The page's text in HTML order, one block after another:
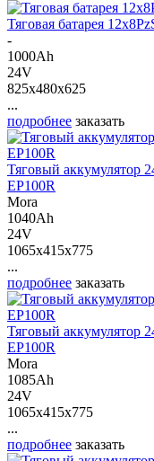
Тяговая батарея
-
1000Ah
24V
825x480x625
...
подробнее заказать
Тяговый аккумулятор
EP100R
Mora
1040Ah
24V
1065x415x775
...
подробнее заказать
Тяговый аккумулятор
EP100R
Mora
1085Ah
24V
1065x415x775
...
подробнее заказать